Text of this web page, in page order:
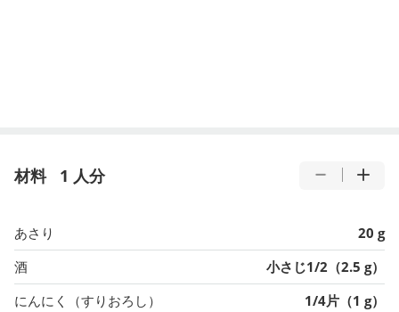
材料 1 人分
あさり
20 g
酒
小さじ1/2（2.5 g）
にんにく（すりおろし）
1/4片（1 g）